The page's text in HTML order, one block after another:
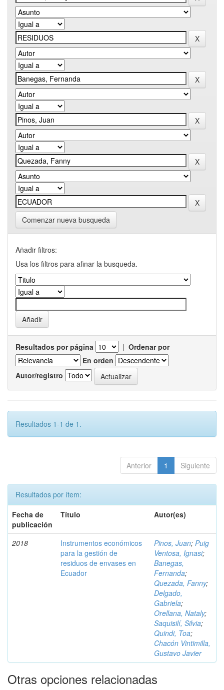
Comenzar nueva busqueda
Añadir filtros:
Usa los filtros para afinar la busqueda.
Resultados por página | Ordenar por
En orden
Autor/registro
Resultados 1-1 de 1.
Anterior 1 Siguiente
Resultados por ítem:
Fecha de
publicación
Título Autor(es)
2018
Instrumentos económicos
para la gestión de
residuos de envases en
Ecuador
Pinos, Juan; Puig
Ventosa, Ignasi;
Banegas,
Fernanda;
Quezada, Fanny;
Delgado,
Gabriela;
Orellana, Nataly;
Saquisilí, Silvia;
Quindi, Toa;
Chacón Vintimilla,
Gustavo Javier
Otras opciones relacionadas